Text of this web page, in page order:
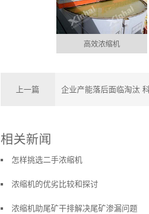
高效浓缩机
上一篇 企业产能落后面临淘汰
相关新闻
怎样挑选二手浓缩机
浓缩机的优劣比较和探讨
浓缩机助尾矿干排解决尾矿渗漏问题